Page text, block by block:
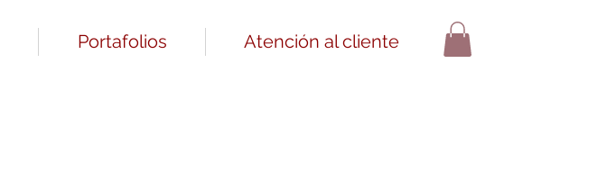
Iniciar sesión
Portafolios Atención al cliente